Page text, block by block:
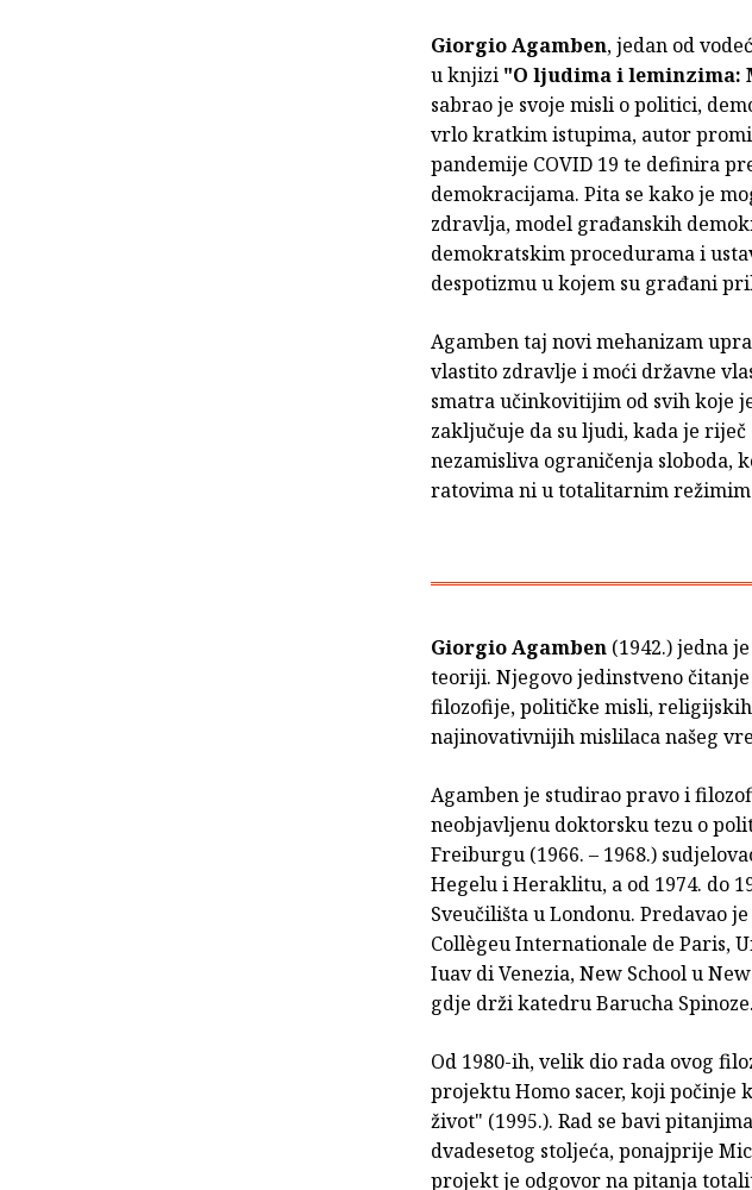
Giorgio Agamben, jedan od
u knjizi "O ljudima i
sabrao je svoje misli o politici,
vrlo kratkim istupima, autor
pandemije COVID 19 te definira
demokracijama. Pita se kako je
zdravlja, model građanskih
demokratskim procedurama i
despotizmu u kojem su građani
Agamben taj novi mehanizam
vlastito zdravlje i moći državne
smatra učinkovitijim od svih koje
zaključuje da su ljudi, kada je
nezamisliva ograničenja sloboda,
ratovima ni u totalitarnim
Giorgio Agamben (1942.) jedna
teoriji. Njegovo jedinstveno
filozofije, političke misli,
najinovativnijih mislilaca našeg
Agamben je studirao pravo i
neobjavljenu doktorsku tezu o
Freiburgu (1966. – 1968.)
Hegelu i Heraklitu, a od 1974. do
Sveučilišta u Londonu. Predavao
Collègeu Internationale de Paris,
Iuav di Venezia, New School u
gdje drži katedru Barucha Spinoze.
Od 1980-ih, velik dio rada ovog
projektu Homo sacer, koji počinje
život" (1995.). Rad se bavi
dvadesetog stoljeća, ponajprije
projekt je odgovor na pitanja